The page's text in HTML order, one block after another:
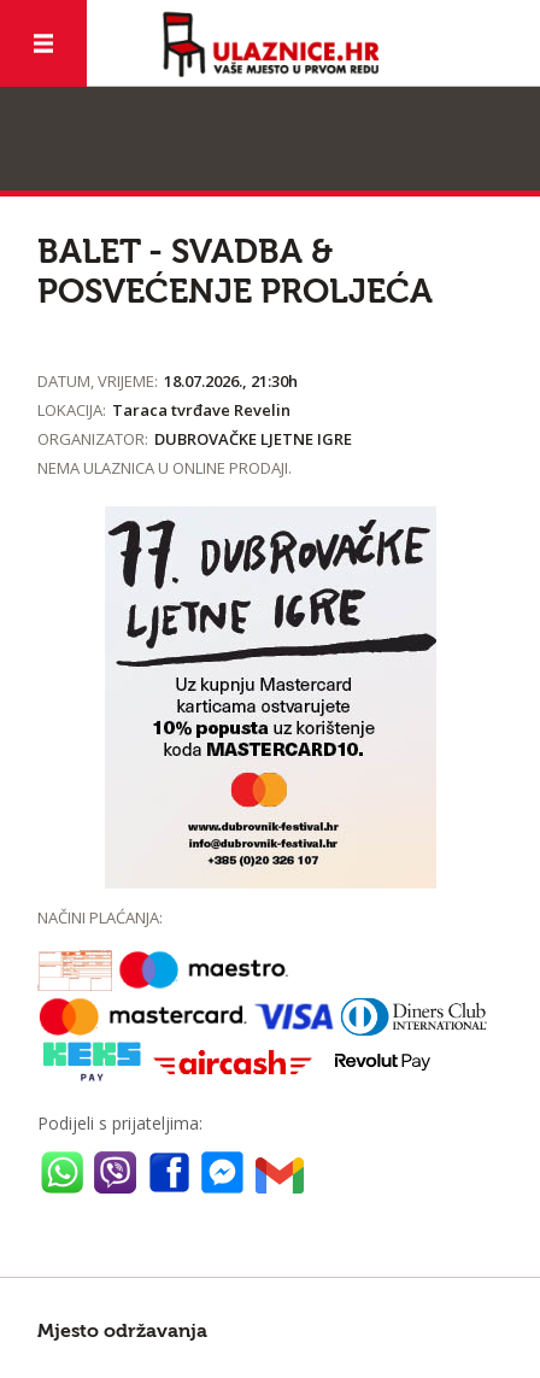
BALET - SVADBA &
POSVEĆENJE PROLJEĆA
DATUM, VRIJEME: 18.07.2026., 21:30h
LOKACIJA: Taraca tvrđave Revelin
ORGANIZATOR: DUBROVAČKE LJETNE IGRE
NEMA ULAZNICA U ONLINE PRODAJI.
NAČINI PLAĆANJA:
Podijeli s prijateljima:
Mjesto održavanja